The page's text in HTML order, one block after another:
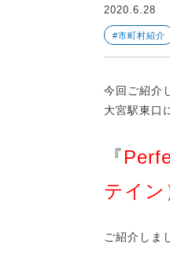
2020.6.28
#市町村紹介
今回ご紹介
大宮駅東口
『
テイン
ご紹介しま